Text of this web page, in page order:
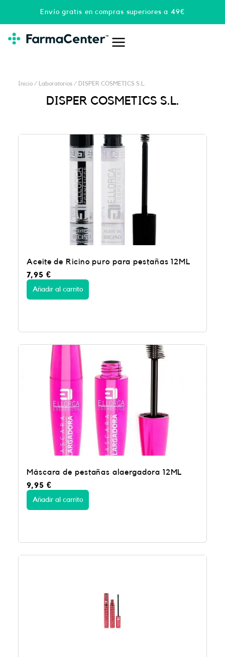
Envío gratis en compras superiores a 49€
Inicio / Laboratorios / DISPER COSMETICS S.L.
DISPER COSMETICS S.L.
Aceite de Ricino puro para pestañas 12ML
7,95 €
Añadir al carrito
Máscara de pestañas alaergadora 12ML
9,95 €
Añadir al carrito